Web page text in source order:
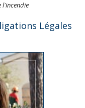
l'incendie
Légales